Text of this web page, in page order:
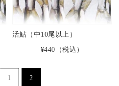
活鮎（中10尾以上）
¥440 （税込）
1 2